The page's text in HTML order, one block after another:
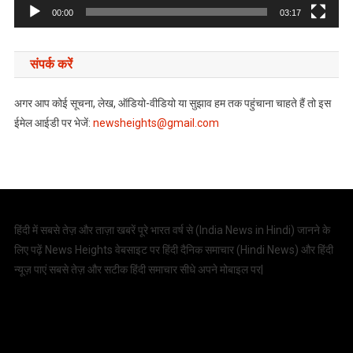
00:00 03:17
संपर्क करें
अगर आप कोई सूचना, लेख, ऑडियो-वीडियो या सुझाव हम तक पहुंचाना चाहते हैं तो इस
ईमेल आईडी पर भेजें: newsheights@gmail.com
हिंदी में सबसे तेज़ और ताज़ा खबरें पूरे भारत वर्ष से ( India News in Hindi) जानने के
लिए पढ़ें News Heights वेबसाइट पर हिंदी दैनिक समाचार (Hindi News) और हिंदी
न्यूज़ पाएं सबसे तेज़ और सटीक हिंदी समाचार सीधे अपने मोबाइल पर|